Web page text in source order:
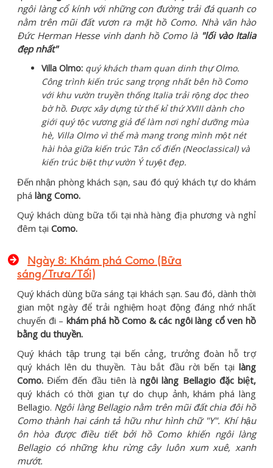
ngôi làng cổ kính với những con đường trải đá quanh co
nằm trên mũi đất vươn ra mặt hồ Como. Nhà văn hào
Đức Herman Hesse vinh danh hồ Como là "lối vào Italia
đẹp nhất"
Villa Olmo: quý khách tham quan dinh thự Olmo.
Công trình kiến trúc sang trọng nhất bên hồ Como
với khu vườn truyền thống Italia trải rộng dọc theo
bờ hồ. Được xây dựng từ thế kỉ thứ XVIII dành cho
giới quý tộc vương giả để làm nơi nghỉ dưỡng mùa
hè, Villa Olmo vì thể mà mang trong mình một nét
hài hòa giữa kiến trúc Tân cổ điển (Neoclassical) và
kiến trúc biệt thự vườn Ý tuyệt đẹp.
Đến nhận phòng khách sạn, sau đó quý khách tự do khám
phá làng Como.
Quý khách dùng bữa tối tại nhà hàng địa phương và nghỉ
đêm tại Como.
Ngày 8: Khám phá Como (Bữa
sáng/Trưa/Tối)
Quý khách dùng bữa sáng tại khách sạn. Sau đó, dành thời
gian một ngày để trải nghiệm hoạt động đáng nhớ nhất
chuyến đi – khám phá hồ Como & các ngôi làng cổ ven hồ
bằng du thuyền.
Quý khách tập trung tại bến cảng, trưởng đoàn hỗ trợ
quý khách lên du thuyền. Tàu bắt đầu rời bến tại làng
Como.Điểm đến đầu tiên làngôi làng Bellagio đặc biệt,
quý khách có thời gian tự do chụp ảnh, khám phá làng
Bellagio. Ngôi làng Bellagio nằm trên mũi đất chia đôi hồ
Como thành hai cánh tả hữu như hình chữ "Y". Khí hậu
ôn hòa được điều tiết bởi hồ Como khiến ngôi làng
Bellagio có những khu rừng cây luôn xum xuê, xanh
mướt.